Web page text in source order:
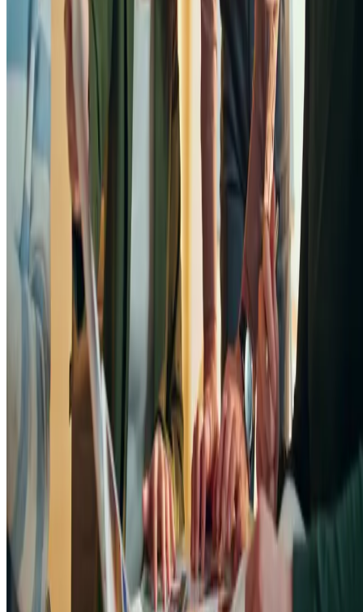
acessado por outras pessoas
— avalie se o seu produto ou
serviço pode ser vendido sob um modelo de assinatura, aluguel,
leasing ou compartilhamento, em vez da venda tradicional. Isso
atrai clientes
que buscam flexibilidade e menor custo inicial;
use (ou desenvolva) uma plataforma digital para facilitar o
— como vimos, a economia compartilhada é fomentada
pela facilidade de acessar algum bem ou serviço útil via
Assim, é possível utilizar plataformas já estabelecidas (como o
DogHero ou o Airbnb) ou até considerar desenvolver o seu
identifique recursos subutilizados
— faça o levantamento de
ativos ou capacidades ociosas em seu negócio, que possam ser
compartilhados com outros. Um exemplo: um restaurante com
espaço livre durante o dia poderá alugá-lo para eventos ou
coworking. Caso você more em uma cidade com grande
de turistas, pode oferecer um dos quartos livres como
acomodação paga;
participe de comunidades colaborativas
— torne a sua opção
conhecida e incentive a interação e a colaboração entre seus
clientes em potencial. Isso pode ser feito por meio de fóruns e
comunidades online, grupos de discussão ou eventos
presenciais, fortalecendo o engajamento e a lealdade;
estude sobre modelos flexíveis de precificação
— explore
modelos de preços dinâmicos, baseados no uso, na demanda ou
no tempo, para otimizar a utilização dos seus recursos e atrair
diferentes perfis de clientes. A Uber é um exemplo de como
é feito de maneira eficiente;
adote práticas sustentáveis
— muitas vezes, a economia
compartilhada está alinhada com a ideia de sustentabilidade
ambiental, já que o conceito promove um uso mais eficiente
recursos existentes. Integre práticas que reduzam o desperdício,
promovam a reutilização e otimizem o uso de recursos em seu
modelo de negócio;
firme parcerias estratégicas
— colabore com outras empresas
ou organizações que atuam na economia compartilhada para
expandir seu alcance e oferecer soluções mais completas aos
Lembre-se de que a ideia central do conceito é
justamente o compartilhamento
preste atenção ao feedback dos clientes —
esteja atento(a) às
necessidades e desejos dos seus clientes em relação ao
compartilhamento e acesso. Utilize o feedback para adaptar e
inovar no seu modelo de negócio.